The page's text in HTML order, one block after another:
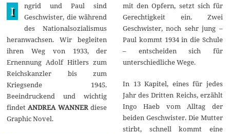
n
2
0
2
5
I
ngrid und Paul sind
Geschwister, die während
des Nationalsozialismus
heranwachsen. Wir begleiten
ihren Weg von 1933, der
Ernennung Adolf Hitlers zum
Reichskanzler bis zum
Kriegsende 1945.
Beeindruckend und wichtig
findet ANDREA WANNERdiese
Graphic Novel.
mit den Opfern, setzt sich für
Gerechtigkeit ein. Zwei
Geschwister, noch sehr jung –
Paul kommt 1934 in die Schule
– entscheiden sich für
unterschiedliche Wege.
In 13 Kapitel, eines für jedes
Jahr des Dritten Reichs, erzählt
Ingo Haeb vom Alltag der
beiden Geschwister. Die Mutter
stirbt, schnell kommt eine